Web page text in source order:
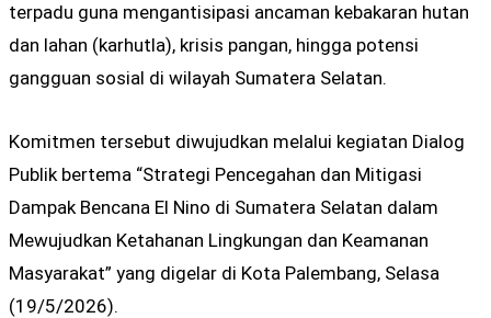
terpadu guna mengantisipasi ancaman kebakaran hutan
dan lahan (karhutla), krisis pangan, hingga potensi
gangguan sosial di wilayah Sumatera Selatan.
Komitmen tersebut diwujudkan melalui kegiatan Dialog
Publik bertema “Strategi Pencegahan dan Mitigasi
Dampak Bencana El Nino di Sumatera Selatan dalam
Mewujudkan Ketahanan Lingkungan dan Keamanan
Masyarakat” yang digelar di Kota Palembang, Selasa
(19/5/2026).